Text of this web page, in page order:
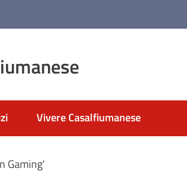
Vivere Casalfiumanese
Gaming'